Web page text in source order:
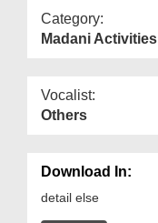
Category:
Madani Activities
Vocalist:
Others
Download In:
detail else